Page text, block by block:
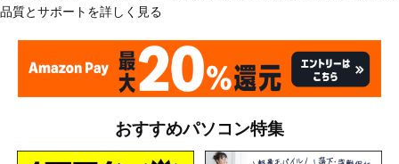
品質とサポートを詳しく見る
おすすめパソコン特集